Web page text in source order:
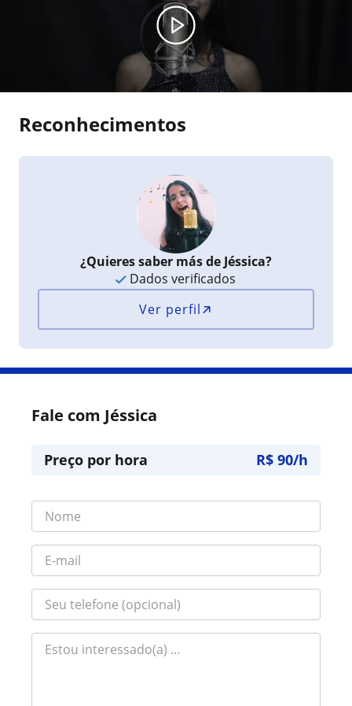
Reconhecimentos
¿Quieres saber más de Jéssica?
Dados verificados
Ver perfil
Fale com Jéssica
Preço por hora R$ 90/h